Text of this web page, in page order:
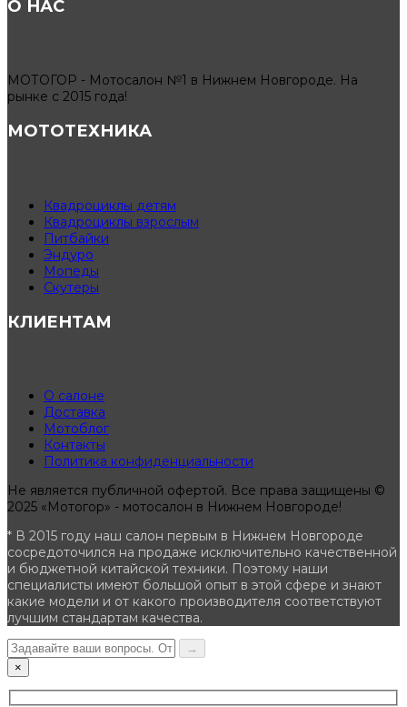
О НАС
МОТОГОР - Мотосалон №1 в Нижнем Новгороде. На
рынке с 2015 года!
МОТОТЕХНИКА
Квадроциклы детям
Квадроциклы взрослым
Питбайки
Эндуро
Мопеды
Скутеры
КЛИЕНТАМ
О салоне
Доставка
Мотоблог
Контакты
Политика конфиденциальности
Не является публичной офертой. Все права защищены ©
2025 «Мотогор» - мотосалон в Нижнем Новгороде!
* В 2015 году наш салон первым в Нижнем Новгороде
сосредоточился на продаже исключительно качественной
и бюджетной китайской техники. Поэтому наши
специалисты имеют большой опыт в этой сфере и знают
какие модели и от какого производителя соответствуют
лучшим стандартам качества.
→
×